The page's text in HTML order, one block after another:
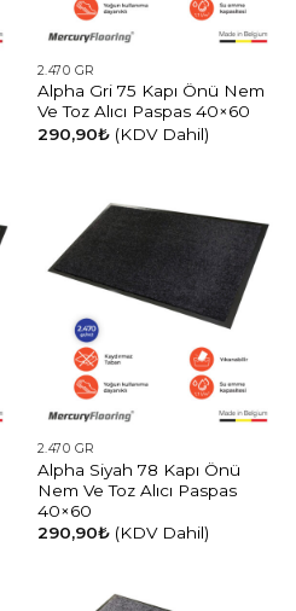
2.470 GR
Alpha Gri 75 Kapı Önü Nem
Ve Toz Alıcı Paspas 40×60
290,90₺ (KDV Dahil)
2.470 GR
Alpha Siyah 78 Kapı Önü
Nem Ve Toz Alıcı Paspas
40×60
290,90₺ (KDV Dahil)